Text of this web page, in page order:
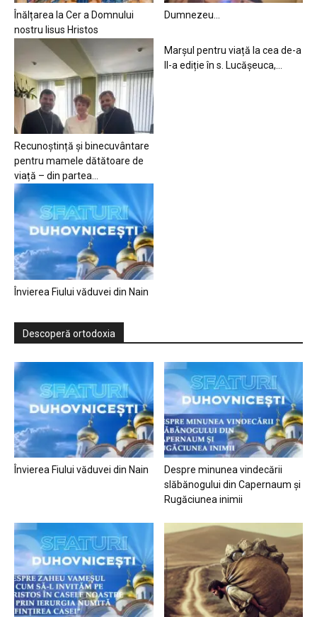
Înălțarea la Cer a Domnului
nostru Iisus Hristos
Dumnezeu…
Recunoștință și binecuvântare
pentru mamele dătătoare de
viață – din partea...
Marșul pentru viață la cea de-a
II-a ediție în s. Lucășeuca,...
Învierea Fiului văduvei din Nain
Descoperă ortodoxia
Învierea Fiului văduvei din Nain
Despre minunea vindecării
slăbănogului din Capernaum și
Rugăciunea inimii